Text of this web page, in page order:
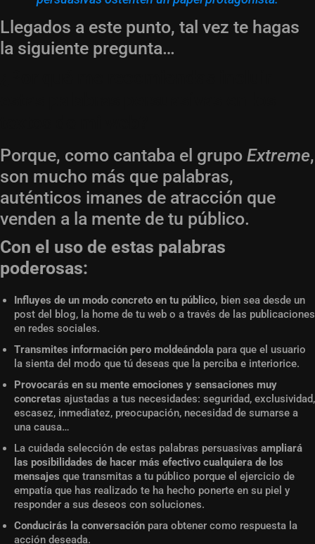
Llegados a este punto, tal vez te hagas
la siguiente pregunta…
Porque, como cantaba el grupo Extreme,
son mucho más que palabras,
auténticos imanes de atracción que
venden a la mente de tu público.
Con el uso de estas palabras
poderosas:
Influyes de un modo concreto en tu público, bien sea desde un
post del blog, la home de tu web o a través de las publicaciones
en redes sociales.
Transmites información pero moldeándola para que el usuario
la sienta del modo que tú deseas que la perciba e interiorice.
Provocarás en su mente emociones y sensaciones muy
concretas ajustadas a tus necesidades: seguridad, exclusividad,
escasez, inmediatez, preocupación, necesidad de sumarse a
una causa…
La cuidada selección de estas palabras persuasivas ampliará
las posibilidades de hacer más efectivo cualquiera de los
mensajes que transmitas a tu público porque el ejercicio de
empatía que has realizado te ha hecho ponerte en su piel y
responder a sus deseos con soluciones.
Conducirás la conversación para obtener como respuesta la
acción deseada.